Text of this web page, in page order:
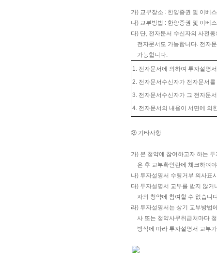
가) 교부장소 : 한양증권 및 이베
나) 교부방법 : 한양증권 및 이베
다) 단, 전자문서 수신자의 사전
전자문서도 가능합니다. 전자
가능합니다.
1. 전자문서에 의하여 투자설명
2. 전자문서수신자가 전자문서
3. 전자문서수신자가 그 전자문
4. 전자문서의 내용이 서면에 의
③ 기타사항
가) 본 청약에 참여하고자 하는
은 후 교부확인란에 체크하여
나) 투자설명서 수령거부 의사표
다) 투자설명서 교부를 받지 않
자의 청약에 참여할 수 없습니
라) 투자설명서는 상기 교부방법
사 또는 청약사무취급처마다
방식에 따라 투자설명서 교부